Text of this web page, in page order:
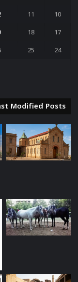
10
11
17
18
24
25
Modified Posts